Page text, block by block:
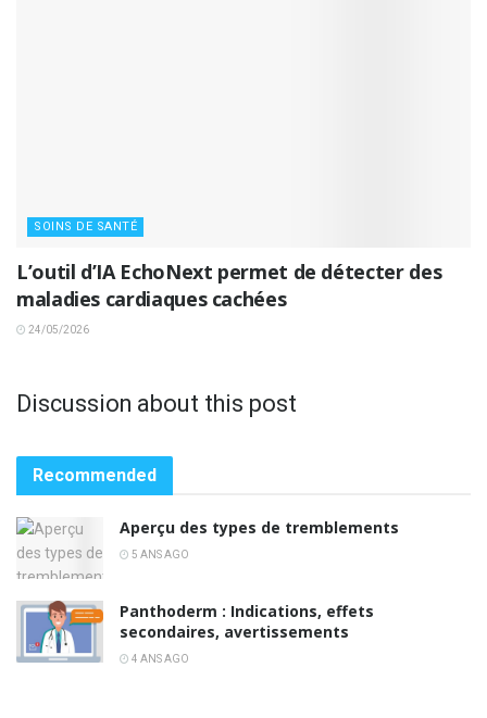
SOINS DE SANTÉ
L’outil d’IA EchoNext permet de détecter des
maladies cardiaques cachées
24/05/2026
Discussion about this post
Recommended
Aperçu des types de tremblements
5 ANS AGO
Panthoderm : Indications, effets
secondaires, avertissements
4 ANS AGO